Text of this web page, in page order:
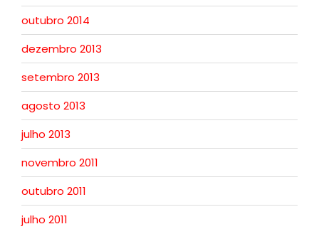
outubro 2014
dezembro 2013
setembro 2013
agosto 2013
julho 2013
novembro 2011
outubro 2011
julho 2011